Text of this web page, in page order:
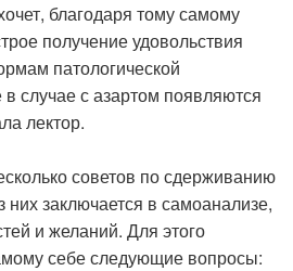
благодаря тому самому
получение удовольствия
патологической
случае с азартом появляются
лектор.
советов по сдерживанию
них заключается в самоанализе,
и желаний. Для этого
себе следующие вопросы: